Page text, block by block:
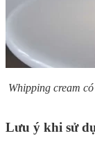
Whipping cream
Lưu ý khi sử